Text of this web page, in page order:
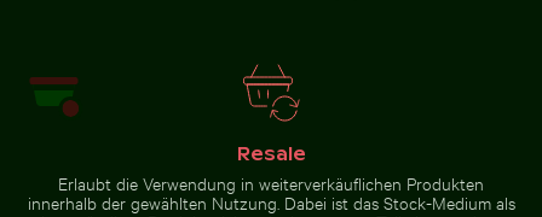
Resale
Erlaubt die Verwendung in weiterverkäuflichen Produkten
innerhalb der gewählten Nutzung. Dabei ist das Stock-Medium als